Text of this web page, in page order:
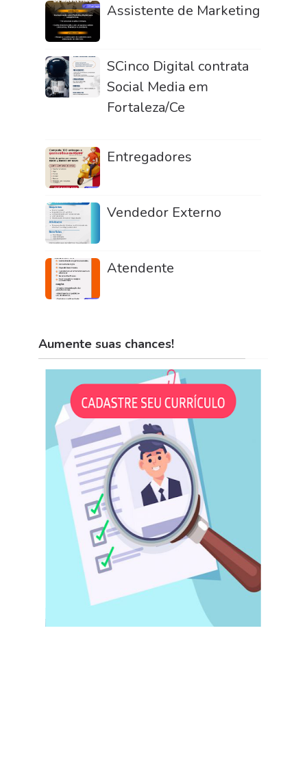
Assistente de Marketing
SCinco Digital contrata
Social Media em
Fortaleza/Ce
Entregadores
Vendedor Externo
Atendente
Aumente suas chances!